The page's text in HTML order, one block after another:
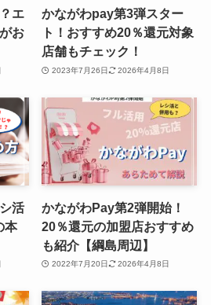
エ
お
かながわpay第3弾スター
ト！おすすめ20％還元対象
店舗もチェック！
2023年7月26日 2026年4月8日
活
本
かながわPay第2弾開始！
20％還元の加盟店おすすめ
も紹介【綱島周辺】
2022年7月20日 2026年4月8日